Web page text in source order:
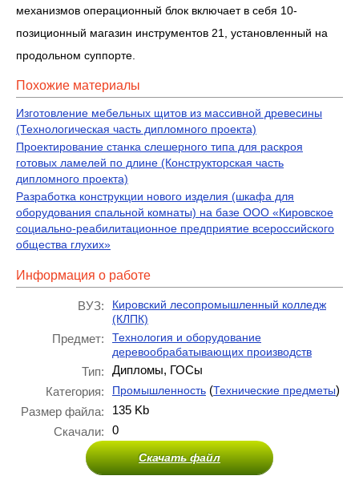
механизмов операционный блок включает в себя 10-
позиционный магазин инструментов 21, установленный на
продольном суппорте.
Похожие материалы
Изготовление мебельных щитов из массивной древесины
(Технологическая часть дипломного проекта)
Проектирование станка слешерного типа для раскроя
готовых ламелей по длине (Конструкторская часть
дипломного проекта)
Разработка конструкции нового изделия (шкафа для
оборудования спальной комнаты) на базе ООО «Кировское
социально-реабилитационное предприятие всероссийского
общества глухих»
Информация о работе
ВУЗ:
Кировский лесопромышленный колледж
(КЛПК)
Предмет:
Технология и оборудование
деревообрабатывающих производств
Тип:
Дипломы, ГОСы
Категория:
Промышленность (Технические предметы)
Размер файла:
135 Kb
Скачали:
0
Скачать файл